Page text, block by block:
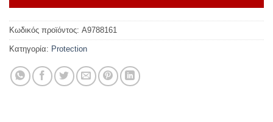
Κωδικός προϊόντος: A9788161
Κατηγορία: Protection